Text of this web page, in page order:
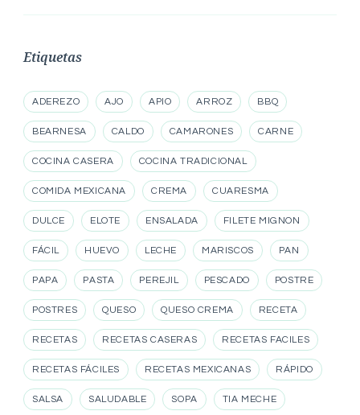
Etiquetas
ADEREZO AJO APIO ARROZ BBQ
BEARNESA CALDO CAMARONES CARNE
COCINA CASERA COCINA TRADICIONAL
COMIDA MEXICANA CREMA CUARESMA
DULCE ELOTE ENSALADA FILETE MIGNON
FÁCIL HUEVO LECHE MARISCOS PAN
PAPA PASTA PEREJIL PESCADO POSTRE
POSTRES QUESO QUESO CREMA RECETA
RECETAS RECETAS CASERAS RECETAS FACILES
RECETAS FÁCILES RECETAS MEXICANAS RÁPIDO
SALSA SALUDABLE SOPA TIA MECHE